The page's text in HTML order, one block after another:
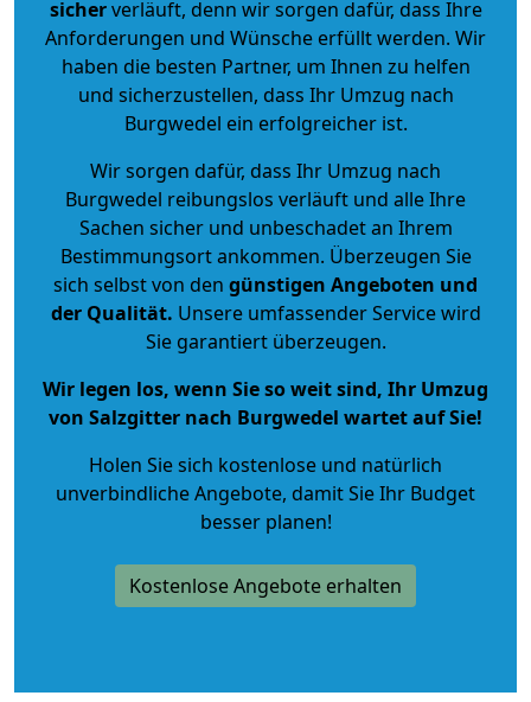
sicherverläuft, denn wir sorgen dafür, dass Ihre
Anforderungen und Wünsche erfüllt werden. Wir
haben die besten Partner, um Ihnen zu helfen
und sicherzustellen, dass Ihr Umzug nach
Burgwedel ein erfolgreicher ist.
Wir sorgen dafür, dass Ihr Umzug nach
Burgwedel reibungslos verläuft und alle Ihre
Sachen sicher und unbeschadet an Ihrem
Bestimmungsort ankommen. Überzeugen Sie
sich selbst von den günstigen Angeboten und
der Qualität. Unsere umfassender Service wird
Sie garantiert überzeugen.
Wir legen los, wenn Sie so weit sind, Ihr Umzug
von Salzgitter nach Burgwedel wartet auf Sie!
Holen Sie sich kostenlose und natürlich
unverbindliche Angebote, damit Sie Ihr Budget
besser planen!
Kostenlose Angebote erhalten